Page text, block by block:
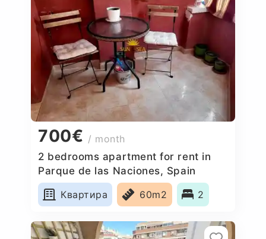
700€ / month
2 bedrooms apartment for rent in
Parque de las Naciones, Spain
Квартира
60m2 2